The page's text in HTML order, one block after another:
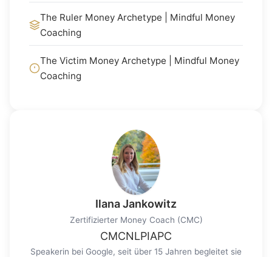
The Ruler Money Archetype | Mindful Money
Coaching
The Victim Money Archetype | Mindful Money
Coaching
Ilana Jankowitz
Zertifizierter Money Coach (CMC)
CMCNLPIAPC
Speakerin bei Google, seit über 15 Jahren begleitet sie